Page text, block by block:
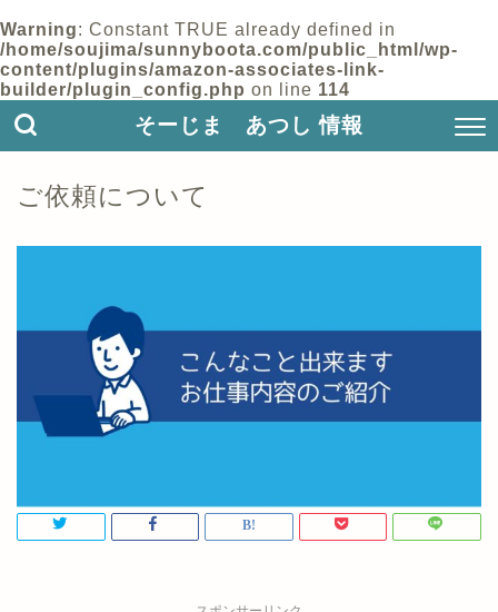
Warning: Constant TRUE already defined in
/home/soujima/sunnyboota.com/public_html/wp-
content/plugins/amazon-associates-link-
builder/plugin_config.php on line 114
そーじま あつし 情報
ご依頼について